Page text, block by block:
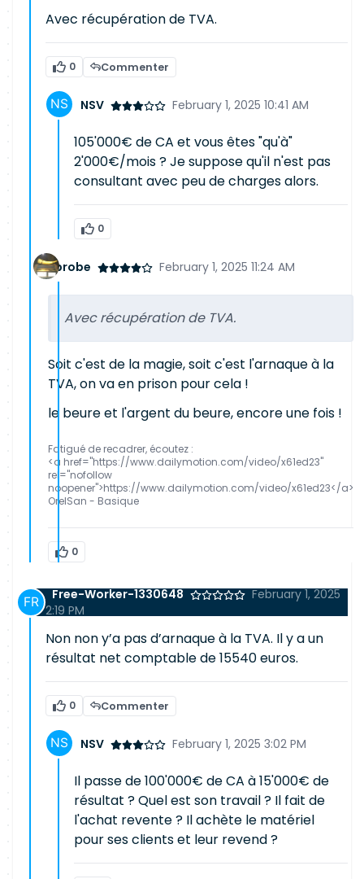
Avec récupération de TVA.
0 Commenter
NSV February 1, 2025 10:41 AM
105'000€ de CA et vous êtes "qu'à"
2'000€/mois ? Je suppose qu'il n'est pas
consultant avec peu de charges alors.
0
probe February 1, 2025 11:24 AM
Avec récupération de TVA.
Soit c'est de la magie, soit c'est l'arnaque à la
TVA, on va en prison pour cela !
le beure et l'argent du beure, encore une fois !
Fatigué de recadrer, écoutez :
<a href="https://www.dailymotion.com/video/x61ed23"
rel="nofollow
noopener">https://www.dailymotion.com/video/x61ed23</a>
OrelSan - Basique
0
Free-Worker-1330648
February 1, 2025
2:19 PM
Non non y’a pas d’arnaque à la TVA. Il y a un
résultat net comptable de 15540 euros.
0 Commenter
NSV February 1, 2025 3:02 PM
Il passe de 100'000€ de CA à 15'000€ de
résultat ? Quel est son travail ? Il fait de
l'achat revente ? Il achète le matériel
pour ses clients et leur revend ?